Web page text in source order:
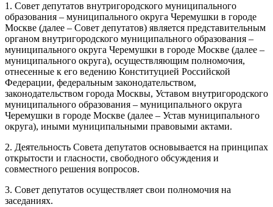
1. Совет депутатов внутригородского муниципального
образования – муниципального округа Черемушки в городе
Москве (далее – Совет депутатов) является представительным
органом внутригородского муниципального образования –
муниципального округа Черемушки в городе Москве (далее –
муниципального округа), осуществляющим полномочия,
отнесенные к его ведению Конституцией Российской
Федерации, федеральным законодательством,
законодательством города Москвы, Уставом внутригородского
муниципального образования – муниципального округа
Черемушки в городе Москве (далее – Устав муниципального
округа), иными муниципальными правовыми актами.
2. Деятельность Совета депутатов основывается на принципах
открытости и гласности, свободного обсуждения и
совместного решения вопросов.
3. Совет депутатов осуществляет свои полномочия на
заседаниях.